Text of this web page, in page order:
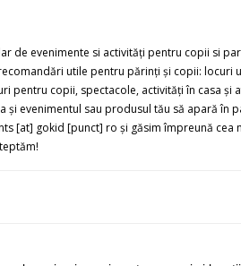
de evenimente si activităţi pentru copii si
utile pentru părinţi şi copii: locuri
pentru copii, spectacole, activităţi în casa şi
şi evenimentul sau produsul tău să apară în
[at] gokid [punct] ro şi găsim împreună cea